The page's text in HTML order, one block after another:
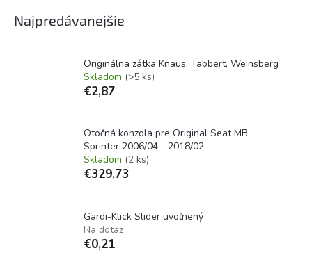
Najpredávanejšie
Originálna zátka Knaus, Tabbert, Weinsberg
Skladom (>5 ks)
€2,87
Otočná konzola pre Original Seat MB
Sprinter 2006/04 - 2018/02
Skladom (2 ks)
€329,73
Gardi-Klick Slider uvoľnený
Na dotaz
€0,21